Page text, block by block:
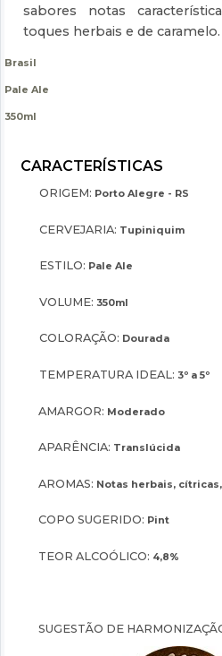
sabores notas
toques herbais e de caramelo.
Brasil
Pale Ale
350ml
ORIGEM: Porto Alegre - RS
CERVEJARIA: Tupiniquim
ESTILO: Pale Ale
VOLUME: 350ml
COLORAÇÃO: Dourada
TEMPERATURA IDEAL: 3º a 5º
AMARGOR: Moderado
APARÊNCIA: Translúcida
AROMAS: Notas herbais,
COPO SUGERIDO: Pint
TEOR ALCOÓLICO: 4,8%
SUGESTÃO DE